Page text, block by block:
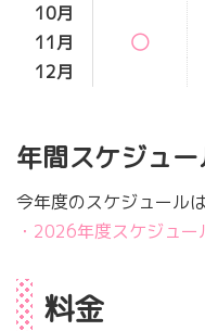
10月
11月
◯
12月
年間スケジュ
今年度のスケジュール
・2026年度スケジュー
料金